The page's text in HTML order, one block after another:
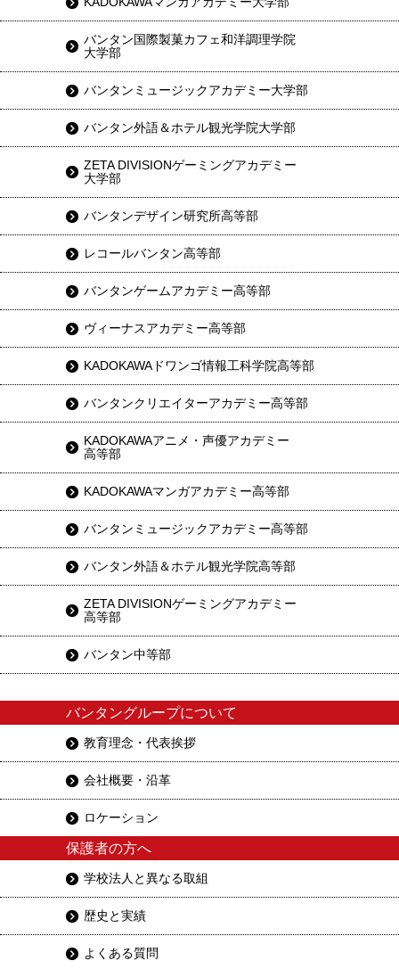
バンタン国際製菓カフェ和洋調理学院
大学部
バンタンミュージックアカデミー大学部
バンタン外語＆ホテル観光学院大学部
ZETA DIVISIONゲーミングアカデミー
大学部
バンタンデザイン研究所高等部
レコールバンタン高等部
バンタンゲームアカデミー高等部
ヴィーナスアカデミー高等部
KADOKAWAドワンゴ情報工科学院高等部
バンタンクリエイターアカデミー高等部
KADOKAWAアニメ・声優アカデミー
高等部
KADOKAWAマンガアカデミー高等部
バンタンミュージックアカデミー高等部
バンタン外語＆ホテル観光学院高等部
ZETA DIVISIONゲーミングアカデミー
高等部
バンタン中等部
バンタングループについて
教育理念・代表挨拶
会社概要・沿革
ロケーション
保護者の方へ
学校法人と異なる取組
歴史と実績
よくある質問